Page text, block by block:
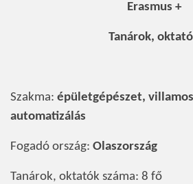
Erasmus +
Tanárok,
Szakma: épületgépészet,
automatizálás
Fogadó ország: Olaszország
Tanárok, oktatók száma: 8 fő